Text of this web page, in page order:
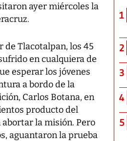
ayer miércoles la
de Tlacotalpan, los 45
en cualquiera de
esperar los jóvenes
a bordo de la
Carlos Botana, en
producto del
la misión. Pero
aguantaron la prueba
1
2
3
4
5